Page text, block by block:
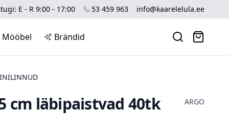
E - R 9:00 - 17:00 53 459 963 info@kaarelelula.ee
Mööbel Brändid
cm läbipaistvad 40tk
ARGO